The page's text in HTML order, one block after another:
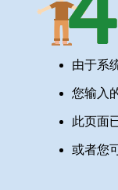
由于系
您输入
此页面
或者您